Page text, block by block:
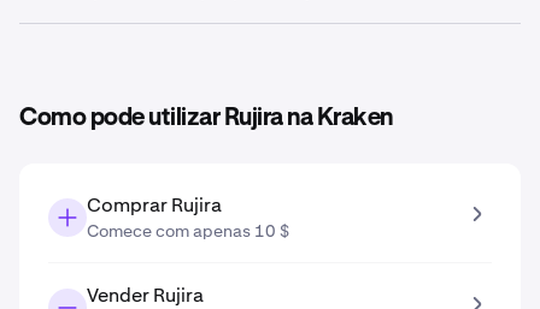
de Rujira em 2041é0,34 €.
Como pode utilizar Rujira na Kraken
Comprar Rujira
Comece com apenas 10 $
Vender Rujira